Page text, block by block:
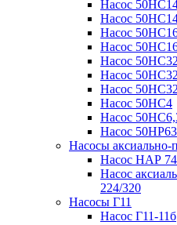
Насос
Насос
Насос
Насос
Насос 50НС32
Насос
Насос
Насос 50НС4
Насос
Насос 50НР63
Насосы
Насос НАР
Насос
224/320
Насосы Г11
Насос Г11-11б